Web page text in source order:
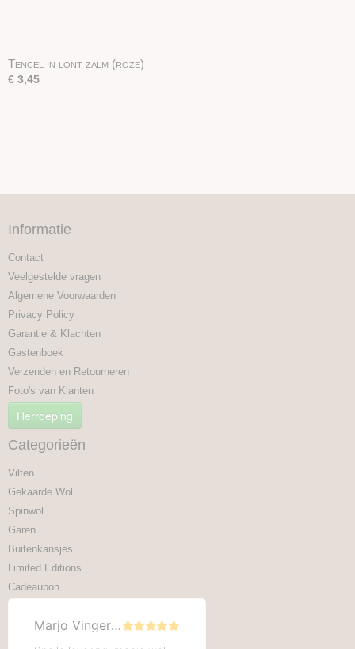
Tencel in lont zalm (roze)
€ 3,45
Informatie
Contact
Veelgestelde vragen
Algemene Voorwaarden
Privacy Policy
Garantie & Klachten
Gastenboek
Verzenden en Retourneren
Foto's van Klanten
Herroeping
Categorieën
Vilten
Gekaarde Wol
Spinwol
Garen
Buitenkansjes
Limited Editions
Cadeaubon